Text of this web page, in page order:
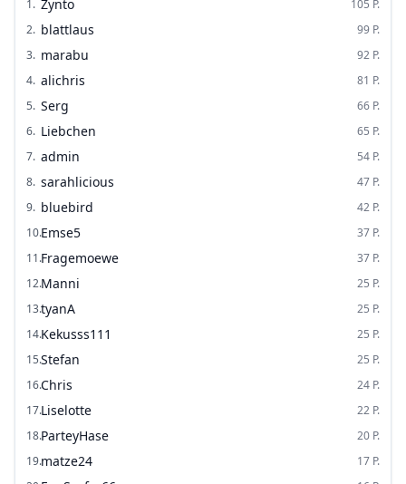
1. Zynto 105 P.
2. blattlaus 99 P.
3. marabu 92 P.
4. alichris 81 P.
5. Serg 66 P.
6. Liebchen 65 P.
7. admin 54 P.
8. sarahlicious 47 P.
9. bluebird 42 P.
10.Emse5 37 P.
11.Fragemoewe 37 P.
12.Manni 25 P.
13.tyanA 25 P.
14.Kekusss111 25 P.
15.Stefan 25 P.
16.Chris 24 P.
17.Liselotte 22 P.
18.ParteyHase 20 P.
19.matze24 17 P.